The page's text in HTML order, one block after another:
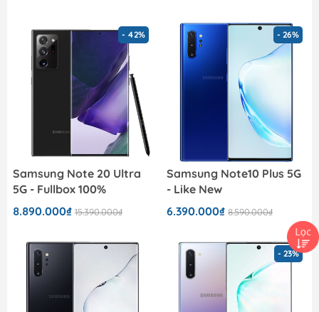
- 42%
Samsung Note 20 Ultra
5G - Fullbox 100%
8.890.000₫ 15.390.000₫
- 26%
Samsung Note10 Plus 5G
- Like New
6.390.000₫ 8.590.000₫
- 23%